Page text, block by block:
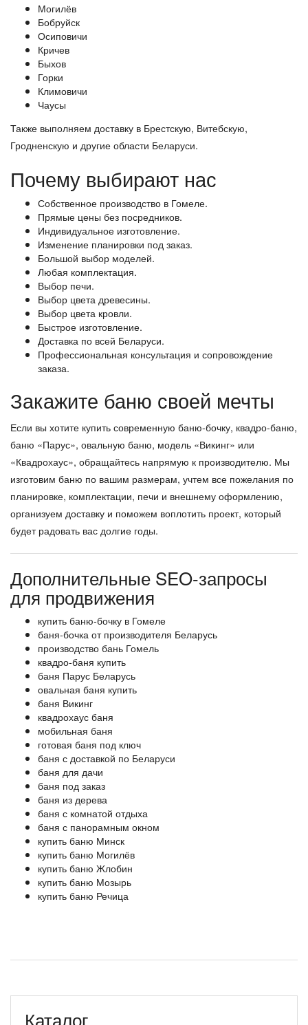
Могилёв
Бобруйск
Осиповичи
Кричев
Быхов
Горки
Климовичи
Чаусы
Также выполняем доставку в Брестскую, Витебскую,
Гродненскую и другие области Беларуси.
Почему выбирают нас
Собственное производство в Гомеле.
Прямые цены без посредников.
Индивидуальное изготовление.
Изменение планировки под заказ.
Большой выбор моделей.
Любая комплектация.
Выбор печи.
Выбор цвета древесины.
Выбор цвета кровли.
Быстрое изготовление.
Доставка по всей Беларуси.
Профессиональная консультация и сопровождение
заказа.
Закажите баню своей мечты
Если вы хотите купить современную баню-бочку, квадро-баню,
баню «Парус», овальную баню, модель «Викинг» или
«Квадрохаус», обращайтесь напрямую к производителю. Мы
изготовим баню по вашим размерам, учтем все пожелания по
планировке, комплектации, печи и внешнему оформлению,
организуем доставку и поможем воплотить проект, который
будет радовать вас долгие годы.
Дополнительные SEO-запросы
для продвижения
купить баню-бочку в Гомеле
баня-бочка от производителя Беларусь
производство бань Гомель
квадро-баня купить
баня Парус Беларусь
овальная баня купить
баня Викинг
квадрохаус баня
мобильная баня
готовая баня под ключ
баня с доставкой по Беларуси
баня для дачи
баня под заказ
баня из дерева
баня с комнатой отдыха
баня с панорамным окном
купить баню Минск
купить баню Могилёв
купить баню Жлобин
купить баню Мозырь
купить баню Речица
Каталог